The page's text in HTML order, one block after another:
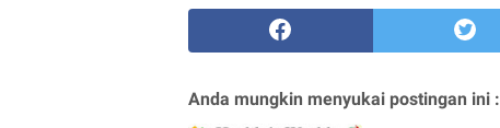
Anda mungkin menyukai postingan ini :